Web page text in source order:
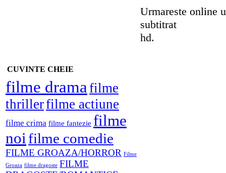
CUVINTE CHEIE
filme drama filme
thrillerfilme actiune
filme crima filme fantezie filme
noifilme comedie
FILME GROAZA/HORROR Filme
Groaza filme dragoste FILME
Urmareste online
subtitrat